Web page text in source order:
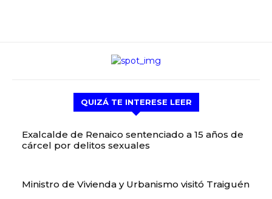
QUIZÁ TE INTERESE LEER
Exalcalde de Renaico sentenciado a 15 años de
cárcel por delitos sexuales
Ministro de Vivienda y Urbanismo visitó Traiguén